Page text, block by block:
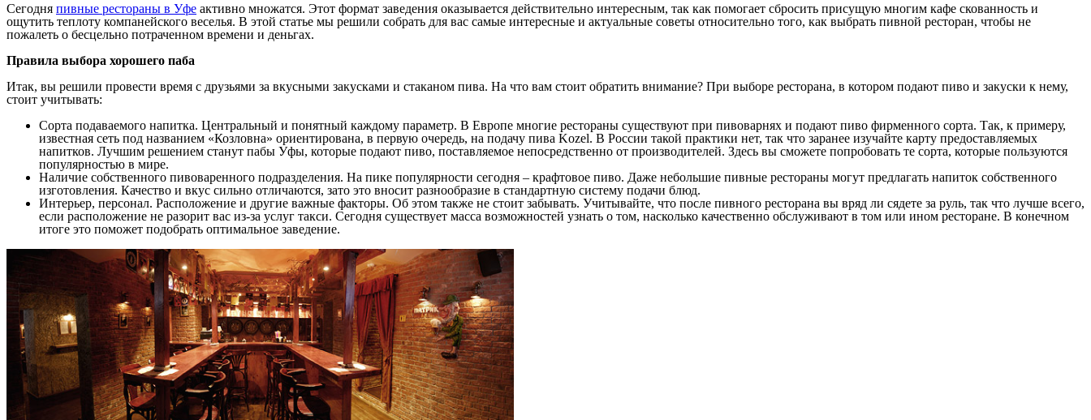
Сегодня пивные рестораны в Уфе активно множатся. Этот формат заведения оказывается действительно интересным, так как помогает сбросить присущую многим кафе скованность и
ощутить теплоту компанейского веселья. В этой статье мы решили собрать для вас самые интересные и актуальные советы относительно того, как выбрать пивной ресторан, чтобы не
пожалеть о бесцельно потраченном времени и деньгах.
Правила выбора хорошего паба
Итак, вы решили провести время с друзьями за вкусными закусками и стаканом пива. На что вам стоит обратить внимание? При выборе ресторана, в котором подают пиво и закуски к нему,
стоит учитывать:
Сорта подаваемого напитка. Центральный и понятный каждому параметр. В Европе многие рестораны существуют при пивоварнях и подают пиво фирменного сорта. Так, к примеру,
известная сеть под названием «Козловна» ориентирована, в первую очередь, на подачу пива Kozel. В России такой практики нет, так что заранее изучайте карту предоставляемых
напитков. Лучшим решением станут пабы Уфы, которые подают пиво, поставляемое непосредственно от производителей. Здесь вы сможете попробовать те сорта, которые пользуются
популярностью в мире.
Наличие собственного пивоваренного подразделения. На пике популярности сегодня – крафтовое пиво. Даже небольшие пивные рестораны могут предлагать напиток собственного
изготовления. Качество и вкус сильно отличаются, зато это вносит разнообразие в стандартную систему подачи блюд.
Интерьер, персонал. Расположение и другие важные факторы. Об этом также не стоит забывать. Учитывайте, что после пивного ресторана вы вряд ли сядете за руль, так что лучше всего,
если расположение не разорит вас из-за услуг такси. Сегодня существует масса возможностей узнать о том, насколько качественно обслуживают в том или ином ресторане. В конечном
итоге это поможет подобрать оптимальное заведение.